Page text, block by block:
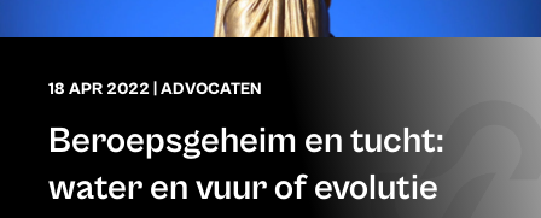
18 APR 2022 ADVOCATEN
Beroepsgeheim en tucht:
water en vuur of evolutie